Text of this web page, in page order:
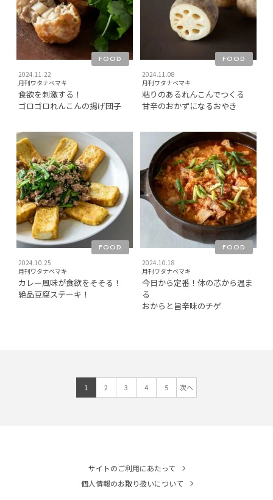
2024.11.22
FOOD
月刊ワタナベマキ
食欲を刺激する！
ゴロゴロれんこんの揚げ団子
2024.11.08
FOOD
月刊ワタナベマキ
粘りのあるれんこんでつくる
甘辛のおかずになるおやき
2024.10.25
FOOD
月刊ワタナベマキ
カレー風味が食欲をそそる！
絶品豆腐ステーキ！
2024.10.18
FOOD
月刊ワタナベマキ
今日から定番！体の芯から温ま
る
おからと旨辛味のチゲ
1 2 3 4 5 次へ
サイトのご利用にあたって
個人情報のお取り扱いについて